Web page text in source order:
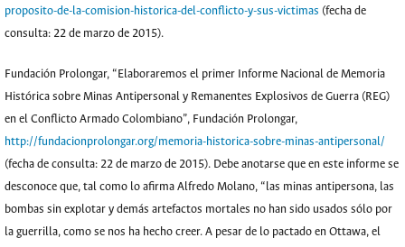
proposito-de-la-comision-historica-del-conflicto-y-sus-victimas (fecha de
consulta: 22 de marzo de 2015).
Fundación Prolongar, “Elaboraremos el primer Informe Nacional de Memoria
Histórica sobre Minas Antipersonal y Remanentes Explosivos de Guerra (REG)
en el Conflicto Armado Colombiano”, Fundación Prolongar,
http://fundacionprolongar.org/memoria-historica-sobre-minas-antipersonal/
(fecha de consulta: 22 de marzo de 2015). Debe anotarse que en este informe se
desconoce que, tal como lo afirma Alfredo Molano, “las minas antipersona, las
bombas sin explotar y demás artefactos mortales no han sido usados sólo por
la guerrilla, como se nos ha hecho creer. A pesar de lo pactado en Ottawa, el